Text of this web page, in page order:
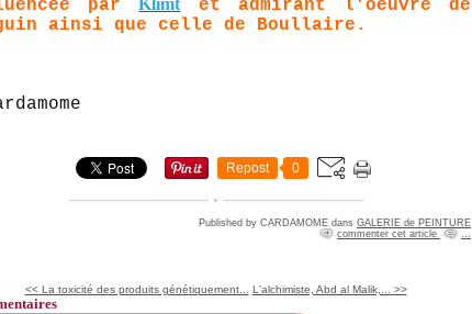
parKlimtet admirant l'oeuvre de
ainsi que celle de Boullaire.
Repost 0
Published by CARDAMOME dans GALERIE de PEINTURE
commenter cet article
…
<< La toxicité des produits génétiquement... L'alchimiste, Abd al Malik,... >>